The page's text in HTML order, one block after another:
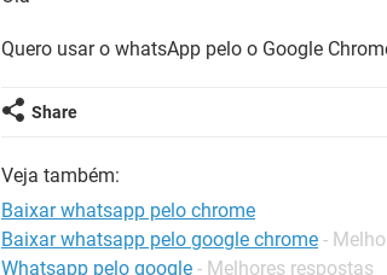
Quero usar o whatsApp pelo o Google
Share
Veja também:
Baixar whatsapp pelo chrome
Baixar whatsapp pelo google chrome -
Whatsapp pelo google - Melhores respostas